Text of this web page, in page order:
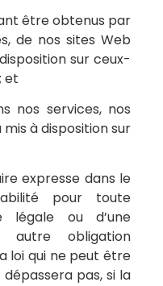
être obtenus par
de nos sites Web
sur ceux-
et
nos services, nos
à disposition sur
expresse dans le
pour toute
légale ou d’une
autre obligation
loi qui ne peut être
pas, si la